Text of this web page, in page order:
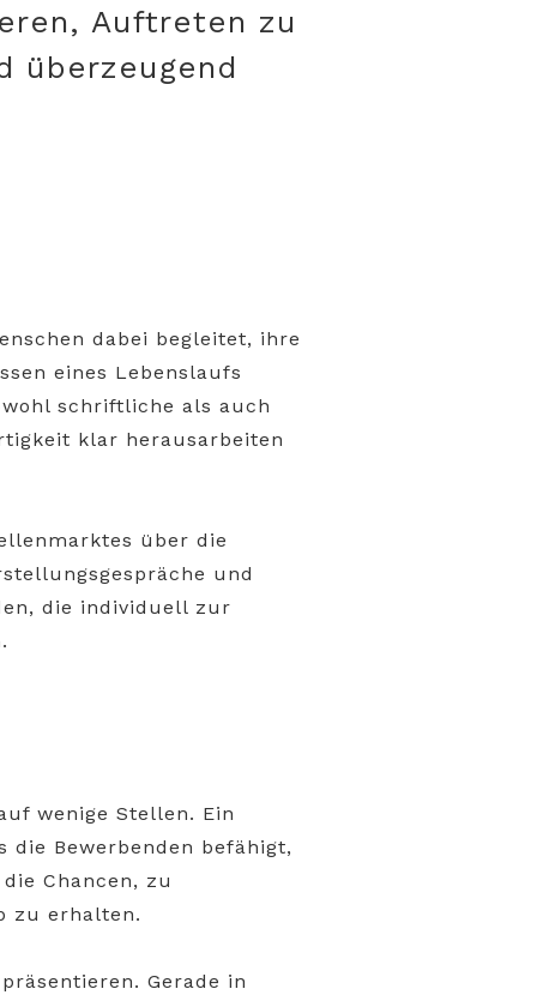
Auftreten zu
überzeugend
dabei begleitet, ihre
eines Lebenslaufs
schriftliche als auch
klar herausarbeiten
über die
und
die individuell zur
wenige Stellen. Ein
die Bewerbenden befähigt,
Chancen, zu
zu erhalten.
Gerade in